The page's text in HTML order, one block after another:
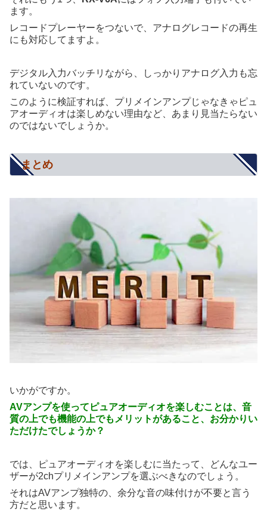
ます。
レコードプレーヤーをつないで、アナログレコードの再生
にも対応してますよ。
デジタル入力バッチリながら、しっかりアナログ入力も忘
れていないのです。
このように検証すれば、プリメインアンプじゃなきゃピュ
アオーディオは楽しめない理由など、あまり見当たらない
のではないでしょうか。
まとめ
いかがですか。
AVアンプを使ってピュアオーディオを楽しむことは、音
質の上でも機能の上でもメリットがあること、お分かりい
ただけたでしょうか？
では、ピュアオーディオを楽しむに当たって、どんなユー
ザーが2chプリメインアンプを選ぶべきなのでしょう。
それはAVアンプ独特の、余分な音の味付けが不要と言う
方だと思います。